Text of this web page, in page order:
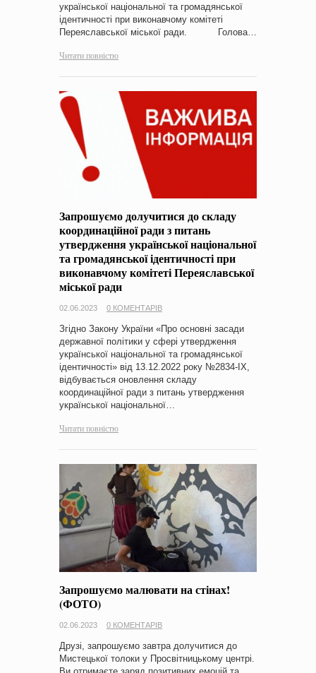
української національної та громадянської
ідентичності при виконавчому комітеті
Переяславської міської ради. Голова…
Читати повністю
Запрошуємо долучитися до складу
координаційної ради з питань
утвердження української національної
та громадянської ідентичності при
виконавчому комітеті Переяславської
міської ради
02.06.2023 0 КОМЕНТАРІВ
Згідно Закону України «Про основні засади
державної політики у сфері утвердження
української національної та громадянської
ідентичності» від 13.12.2022 року №2834-IX,
відбувається оновлення складу
координаційної ради з питань утвердження
української національної…
Читати повністю
Запрошуємо малювати на стінах!
(ФОТО)
02.06.2023 0 КОМЕНТАРІВ
Друзі, запрошуємо завтра долучитися до
Мистецької толоки у Просвітницькому центрі.